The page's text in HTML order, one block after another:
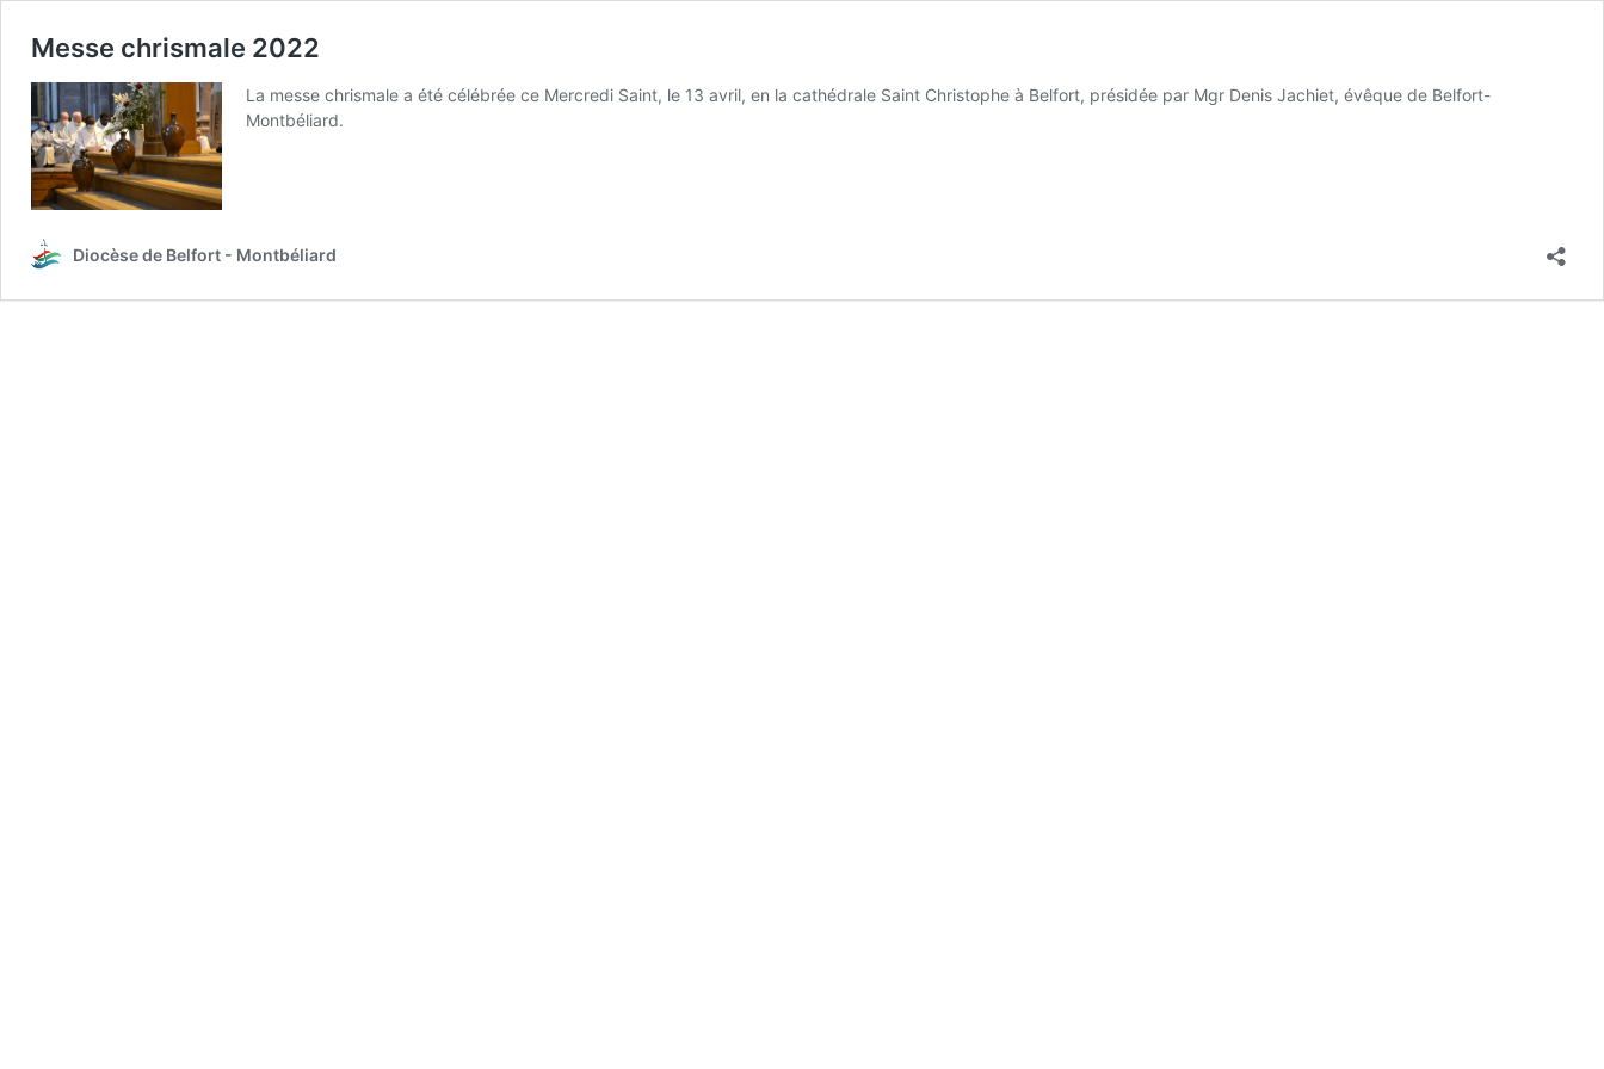
Messe chrismale 2022
La messe chrismale a été célébrée ce Mercredi Saint, le 13 avril, en la cathédrale Saint Christophe à Belfort, présidée par Mgr Denis Jachiet, évêque de Belfort-
Montbéliard.
Diocèse de Belfort - Montbéliard